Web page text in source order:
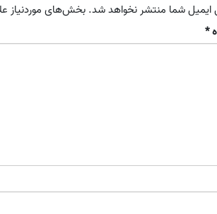
ایمیل شما منتشر نخواهد شد. بخش‌های موردنیاز
*